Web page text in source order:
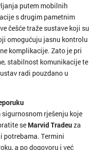
putem mobilnih
s drugim pametnim
češće traže sustave koji su
omogućuju jasnu kontrolu
komplikacije. Zato je pri
stabilnost komunikacije te
radi pouzdano u
rješenju koje
se Marvid Tradeuza
potrebama. Termini
a po dogovoru i već